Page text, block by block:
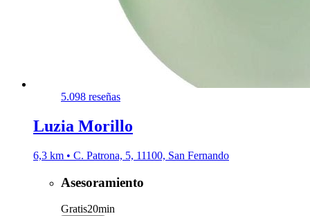
5.098 reseñas
Luzia Morillo
6,3 km • C. Patrona, 5, 11100, San Fernando
Asesoramiento
Gratis20min